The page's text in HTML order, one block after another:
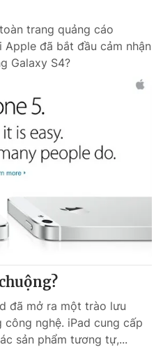
trang quảng cáo
Apple đã bắt đầu cảm nhận
Galaxy S4?
đã mở ra một trào lưu
nghệ. iPad cung cấp
sản phẩm tương tự,...